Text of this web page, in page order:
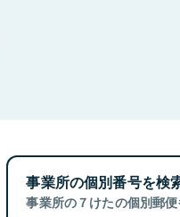
事業所の個別番号を検
事業所の７けたの個別郵便